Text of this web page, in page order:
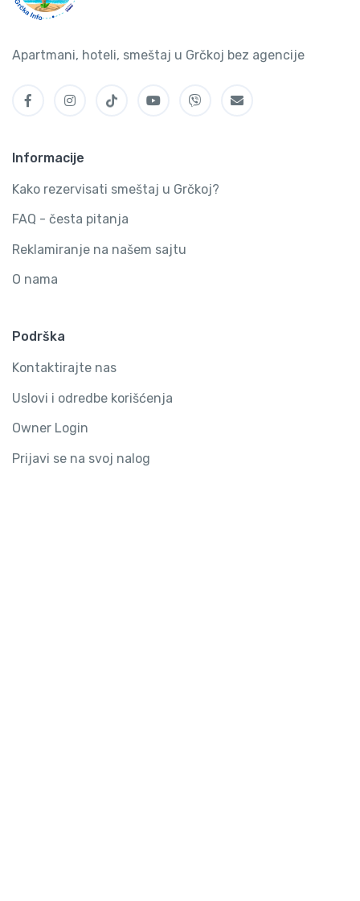
Apartmani, hoteli, smeštaj u Grčkoj bez agencije
Informacije
Kako rezervisati smeštaj u Grčkoj?
FAQ - česta pitanja
Reklamiranje na našem sajtu
O nama
Podrška
Kontaktirajte nas
Uslovi i odredbe korišćenja
Owner Login
Prijavi se na svoj nalog